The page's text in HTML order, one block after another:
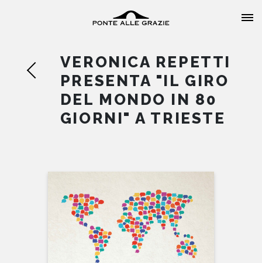
HOME
CATALOGO
AUTORI
EVENTI
VERONICA REPETTI
PRESENTA "IL GIRO
DEL MONDO IN 80
GIORNI" A TRIESTE